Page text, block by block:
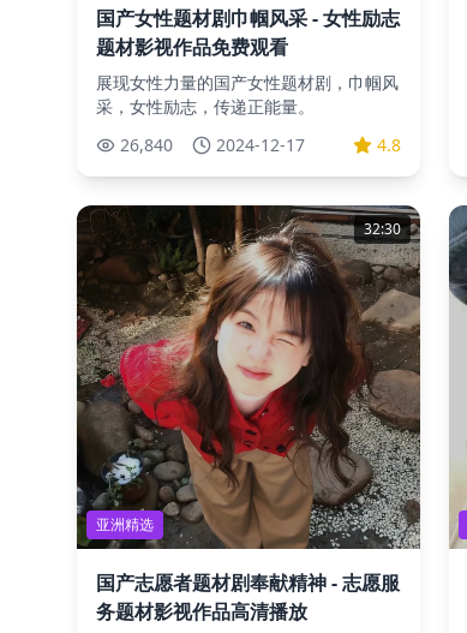
国产女性题材剧巾帼风采 - 女性励志
题材影视作品免费观看
展现女性力量的国产女性题材剧，巾帼风
采，女性励志，传递正能量。
26,840
2024-12-17 4.8
32:30
亚洲精选
国产志愿者题材剧奉献精神 - 志愿服
务题材影视作品高清播放